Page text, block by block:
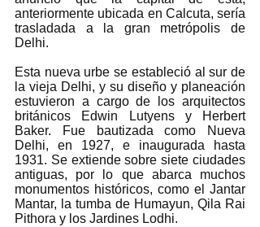
anteriormente ubicada en Calcuta, sería
trasladada a la gran metrópolis de
Delhi.
Esta nueva urbe se estableció al sur de
la vieja Delhi, y su diseño y planeación
estuvieron a cargo de los arquitectos
británicos Edwin Lutyens y Herbert
Baker. Fue bautizada como Nueva
Delhi, en 1927, e inaugurada hasta
1931. Se extiende sobre siete ciudades
antiguas, por lo que abarca muchos
monumentos históricos, como el Jantar
Mantar, la tumba de Humayun, Qila Rai
Pithora y los Jardines Lodhi.